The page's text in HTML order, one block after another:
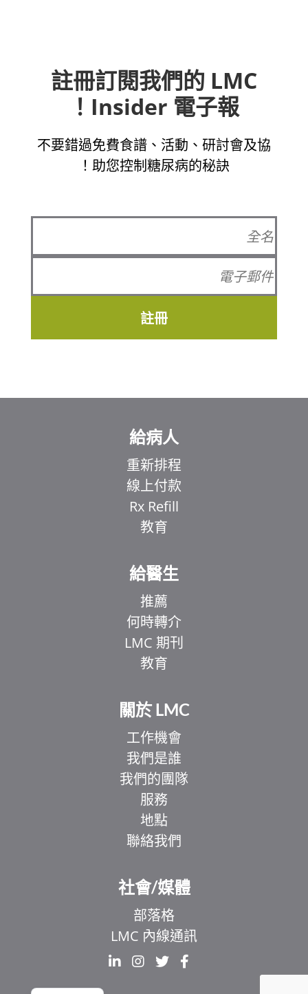
註冊訂閱我們的 LMC
Insider 電子報！
不要錯過免費食譜、活動、研討會及協
助您控制糖尿病的秘訣！
註冊
給病人
重新排程
線上付款
Rx Refill
教育
給醫生
推薦
何時轉介
LMC 期刊
教育
關於 LMC
工作機會
我們是誰
我們的團隊
服務
地點
聯絡我們
社會/媒體
部落格
LMC 內線通訊